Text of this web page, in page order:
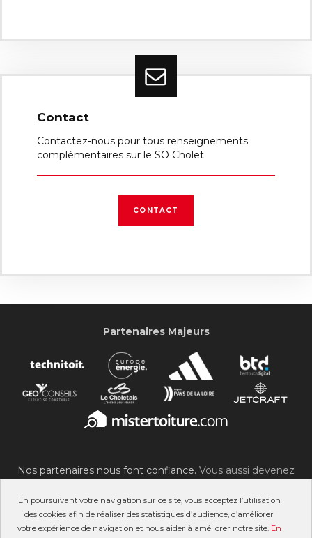
En poursuivant votre navigation sur ce site, vous acceptez l’utilisation
des cookies afin de réaliser des statistiques d’audience, d’améliorer
votre expérience de navigation et nous aider à améliorer notre site. En
Contact
Contactez-nous pour tous renseignements
complémentaires sur le SO Cholet
CONTACT
Partenaires Majeurs
Nos partenaires nous font confiance. Vous aussi devenez